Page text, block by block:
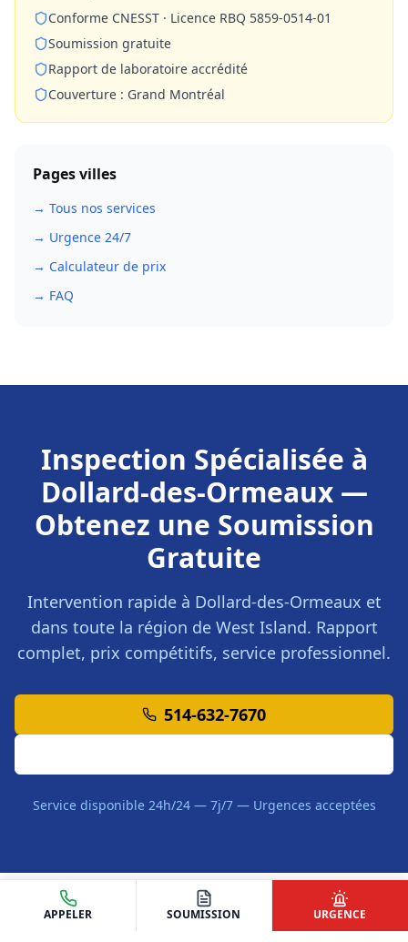
Conforme CNESST · Licence RBQ 5859-0514-01
Soumission gratuite
Rapport de laboratoire accrédité
Couverture : Grand Montréal
Pages villes
→ Tous nos services
→ Urgence 24/7
→ Calculateur de prix
→ FAQ
Inspection Spécialisée à
Dollard-des-Ormeaux—
Obtenez une Soumission
Gratuite
Intervention rapide à Dollard-des-Ormeaux et
dans toute la région de West Island. Rapport
complet, prix compétitifs, service professionnel.
514-632-7670
Service disponible 24h/24 — 7j/7 — Urgences acceptées
APPELER SOUMISSION URGENCE